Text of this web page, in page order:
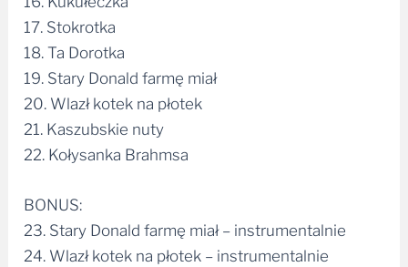
17. Stokrotka
18. Ta Dorotka
19. Stary Donald farmę miał
20. Wlazł kotek na płotek
21. Kaszubskie nuty
22. Kołysanka Brahmsa
BONUS:
23. Stary Donald farmę miał – instrumentalnie
24. Wlazł kotek na płotek – instrumentalnie